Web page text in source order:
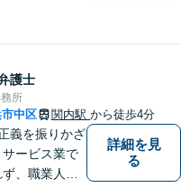
護士
所
中区 関内駅 から徒歩4分
義を振りかざ
ービス業で
、職業人と
詳細を見
る